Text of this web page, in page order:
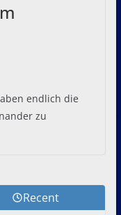
endlich die
zu
Recent